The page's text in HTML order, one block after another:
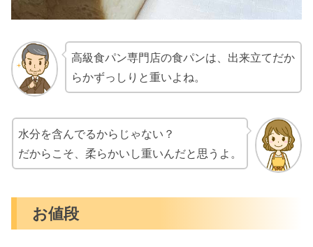
高級食パン専門店の食パンは、出来立てだか
らかずっしりと重いよね。
水分を含んでるからじゃない？
だからこそ、柔らかいし重いんだと思うよ。
お値段